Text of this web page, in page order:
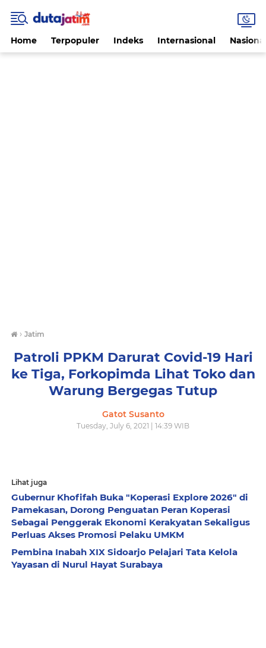
Home Terpopuler Indeks Internasional
› Jatim
Patroli PPKM Darurat Covid-19 Hari
ke Tiga, Forkopimda Lihat Toko dan
Warung Bergegas Tutup
Gatot Susanto
Tuesday, July 6, 2021 | 14:39 WIB
Lihat juga
Gubernur Khofifah Buka "Koperasi Explore 2026" di
Pamekasan, Dorong Penguatan Peran Koperasi
Sebagai Penggerak Ekonomi Kerakyatan Sekaligus
Perluas Akses Promosi Pelaku UMKM
Pembina Inabah XIX Sidoarjo Pelajari Tata Kelola
Yayasan di Nurul Hayat Surabaya